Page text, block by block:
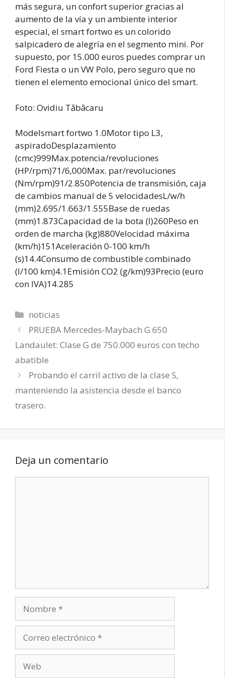
más segura, un confort superior gracias al
aumento de la vía y un ambiente interior
especial, el smart fortwo es un colorido
salpicadero de alegría en el segmento mini. Por
supuesto, por 15.000 euros puedes comprar un
Ford Fiesta o un VW Polo, pero seguro que no
tienen el elemento emocional único del smart.
Foto: Ovidiu Tăbăcaru
Modelsmart fortwo 1.0Motor tipo L3,
aspiradoDesplazamiento
(cmc)999Max.potencia/revoluciones
(HP/rpm)71/6,000Max. par/revoluciones
(Nm/rpm)91/2.850Potencia de transmisión, caja
de cambios manual de 5 velocidadesL/w/h
(mm)2.695/1.663/1.555Base de ruedas
(mm)1.873Capacidad de la bota (l)260Peso en
orden de marcha (kg)880Velocidad máxima
(km/h)151Aceleración 0-100 km/h
(s)14.4Consumo de combustible combinado
(l/100 km)4.1Emisión CO2 (g/km)93Precio (euro
con IVA)14.285
Categorías
noticias
PRUEBA Mercedes-Maybach G 650
Landaulet: Clase G de 750.000 euros con techo
abatible
Probando el carril activo de la clase S,
manteniendo la asistencia desde el banco
trasero.
Deja un comentario
electrónico